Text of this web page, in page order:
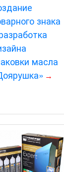
знака
масла